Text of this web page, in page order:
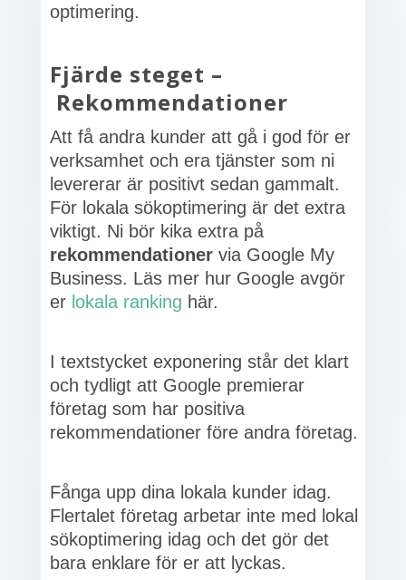
optimering.
Fjärde steget –
Rekommendationer
Att få andra kunder att gå i god för er
verksamhet och era tjänster som ni
levererar är positivt sedan gammalt.
För lokala sökoptimering är det extra
viktigt. Ni bör kika extra på
rekommendationervia Google My
Business. Läs mer hur Google avgör
er lokala ranking här.
I textstycket exponering står det klart
och tydligt att Google premierar
företag som har positiva
rekommendationer före andra företag.
Fånga upp dina lokala kunder idag.
Flertalet företag arbetar inte med lokal
sökoptimering idag och det gör det
bara enklare för er att lyckas.